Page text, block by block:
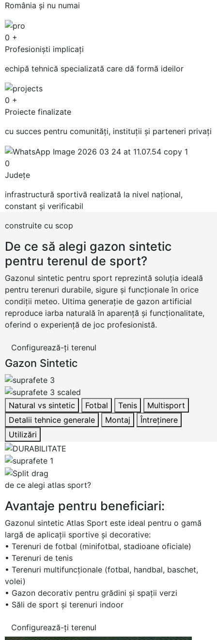
România și nu numai
0 +
Profesioniști implicați
echipă tehnică specializată care dă formă ideilor
0 +
Proiecte finalizate
cu succes pentru comunități, instituții și parteneri privați
0
Județe
infrastructură sportivă realizată la nivel național,
constant și verificabil
construite cu scop
De ce să alegi gazon sintetic
pentru terenul de sport?
Gazonul sintetic pentru sport reprezintă soluția ideală
pentru terenuri durabile, sigure și funcționale în orice
condiții meteo. Ultima generație de gazon artificial
reproduce iarba naturală în aparență și funcționalitate,
oferind o experiență de joc profesionistă.
Configurează-ți terenul
Gazon Sintetic
Natural vs sintetic Fotbal Tenis
Multisport
Detalii tehnice generale
Montaj
Întreținere
Utilizări
de ce alegi atlas sport?
Avantaje pentru beneficiari:
Gazonul sintetic Atlas Sport este ideal pentru o gamă
largă de aplicații sportive și decorative:
• Terenuri de fotbal (minifotbal, stadioane oficiale)
• Terenuri de tenis
• Terenuri multifuncționale (fotbal, handbal, baschet,
volei)
• Gazon decorativ pentru grădini și spații verzi
• Săli de sport și terenuri indoor
Configurează-ți terenul